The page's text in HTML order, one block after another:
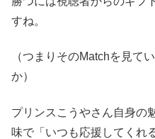
すね。
（つまりそのMatchを見て
か）
プリンスこうやさん自身の
味で「いつも応援してくれ